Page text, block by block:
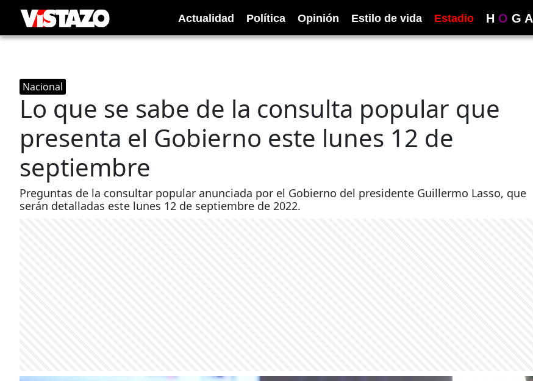
Actualidad Política Opinión Estilo de vida Estadio H O G A
Nacional
Lo que se sabe de la consulta popular que
presenta el Gobierno este lunes 12 de
septiembre
Preguntas de la consultar popular anunciada por el Gobierno del presidente Guillermo Lasso, que
serán detalladas este lunes 12 de septiembre de 2022.